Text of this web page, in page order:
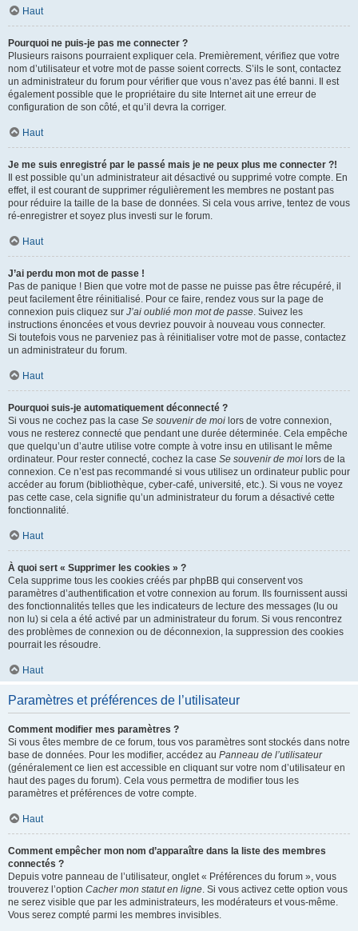
Haut
Pourquoi ne puis-je pas me connecter ?
Plusieurs raisons pourraient expliquer cela. Premièrement, vérifiez que votre
nom d’utilisateur et votre mot de passe soient corrects. S’ils le sont, contactez
un administrateur du forum pour vérifier que vous n’avez pas été banni. Il est
également possible que le propriétaire du site Internet ait une erreur de
configuration de son côté, et qu’il devra la corriger.
Haut
Je me suis enregistré par le passé mais je ne peux plus me connecter ?!
Il est possible qu’un administrateur ait désactivé ou supprimé votre compte. En
effet, il est courant de supprimer régulièrement les membres ne postant pas
pour réduire la taille de la base de données. Si cela vous arrive, tentez de vous
ré-enregistrer et soyez plus investi sur le forum.
Haut
J’ai perdu mon mot de passe !
Pas de panique ! Bien que votre mot de passe ne puisse pas être récupéré, il
peut facilement être réinitialisé. Pour ce faire, rendez vous sur la page de
connexion puis cliquez sur J’ai oublié mon mot de passe. Suivez les
instructions énoncées et vous devriez pouvoir à nouveau vous connecter.
Si toutefois vous ne parveniez pas à réinitialiser votre mot de passe, contactez
un administrateur du forum.
Haut
Pourquoi suis-je automatiquement déconnecté ?
Si vous ne cochez pas la case Se souvenir de moi lors de votre connexion,
vous ne resterez connecté que pendant une durée déterminée. Cela empêche
que quelqu’un d’autre utilise votre compte à votre insu en utilisant le même
ordinateur. Pour rester connecté, cochez la case Se souvenir de moi lors de la
connexion. Ce n’est pas recommandé si vous utilisez un ordinateur public pour
accéder au forum (bibliothèque, cyber-café, université, etc.). Si vous ne voyez
pas cette case, cela signifie qu’un administrateur du forum a désactivé cette
fonctionnalité.
Haut
À quoi sert « Supprimer les cookies » ?
Cela supprime tous les cookies créés par phpBB qui conservent vos
paramètres d’authentification et votre connexion au forum. Ils fournissent aussi
des fonctionnalités telles que les indicateurs de lecture des messages (lu ou
non lu) si cela a été activé par un administrateur du forum. Si vous rencontrez
des problèmes de connexion ou de déconnexion, la suppression des cookies
pourrait les résoudre.
Haut
Paramètres et préférences de l’utilisateur
Comment modifier mes paramètres ?
Si vous êtes membre de ce forum, tous vos paramètres sont stockés dans notre
base de données. Pour les modifier, accédez au Panneau de l’utilisateur
(généralement ce lien est accessible en cliquant sur votre nom d’utilisateur en
haut des pages du forum). Cela vous permettra de modifier tous les
paramètres et préférences de votre compte.
Haut
Comment empêcher mon nom d’apparaître dans la liste des membres
connectés ?
Depuis votre panneau de l’utilisateur, onglet « Préférences du forum », vous
trouverez l’option Cacher mon statut en ligne. Si vous activez cette option vous
ne serez visible que par les administrateurs, les modérateurs et vous-même.
Vous serez compté parmi les membres invisibles.